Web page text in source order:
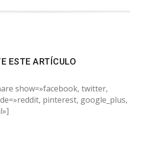
ESTE ARTÍCULO
show=»facebook, twitter,
pinterest, google_plus,